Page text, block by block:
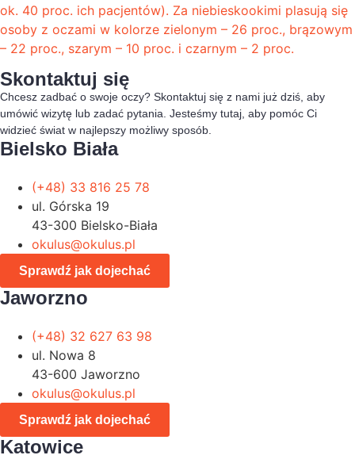
ok. 40 proc. ich pacjentów). Za niebieskookimi plasują się
osoby z oczami w kolorze zielonym – 26 proc., brązowym
– 22 proc., szarym – 10 proc. i czarnym – 2 proc.
Skontaktuj się
Chcesz zadbać o swoje oczy? Skontaktuj się z nami już dziś, aby
umówić wizytę lub zadać pytania. Jesteśmy tutaj, aby pomóc Ci
widzieć świat w najlepszy możliwy sposób.
Bielsko Biała
(+48) 33 816 25 78
ul. Górska 19
43-300 Bielsko-Biała
okulus@okulus.pl
Sprawdź jak dojechać
Jaworzno
(+48) 32 627 63 98
ul. Nowa 8
43-600 Jaworzno
okulus@okulus.pl
Sprawdź jak dojechać
Katowice